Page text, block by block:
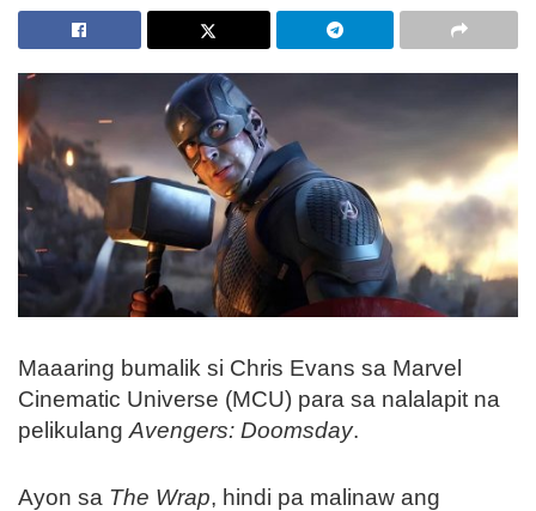
Maaaring bumalik si Chris Evans sa Marvel
Cinematic Universe (MCU) para sa nalalapit na
pelikulang Avengers: Doomsday.
Ayon sa The Wrap, hindi pa malinaw ang